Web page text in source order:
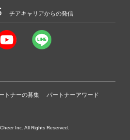
チアキャリアからの発信
トナーの募集 パートナーアワード
Inc. All Rights Reserved.